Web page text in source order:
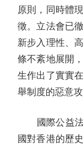
原則，同時體
徵。立法會已
新步入理性、
條不紊地展開
生作出了實實
舉制度的惡意
國際公益法
國對香港的歷